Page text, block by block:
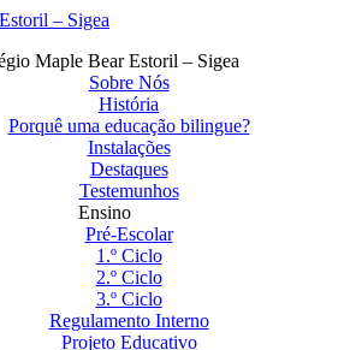
Maple Bear Estoril – Sigea
Sobre Nós
História
Porquê uma educação bilingue?
Instalações
Destaques
Testemunhos
Ensino
Pré-Escolar
1.º Ciclo
2.º Ciclo
3.º Ciclo
Regulamento Interno
Projeto Educativo